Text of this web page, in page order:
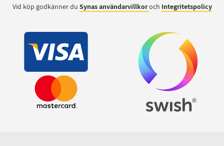
Vid köp godkänner du Synas användarvillkoroch Integritetspolicy